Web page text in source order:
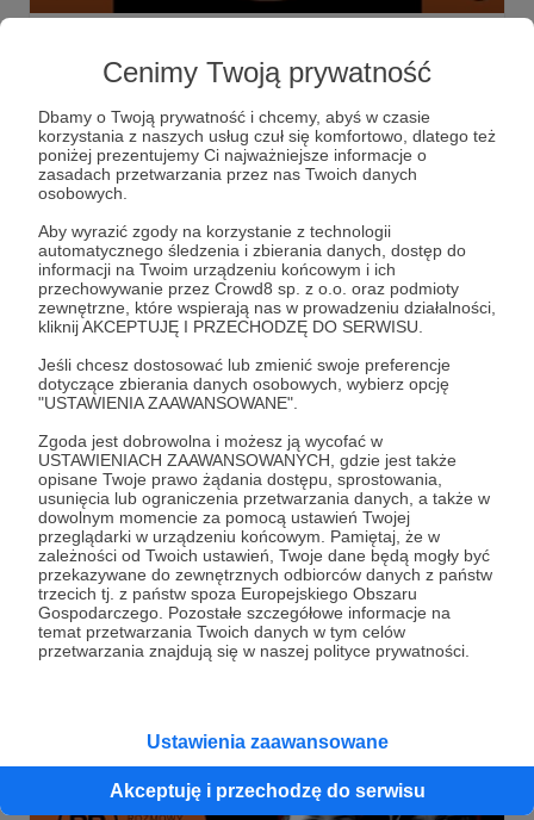
Cenimy Twoją prywatność
Dbamy o Twoją prywatność i chcemy, abyś w czasie
korzystania z naszych usług czuł się komfortowo, dlatego też
poniżej prezentujemy Ci najważniejsze informacje o
zasadach przetwarzania przez nas Twoich danych
osobowych.
Aby wyrazić zgody na korzystanie z technologii
automatycznego śledzenia i zbierania danych, dostęp do
informacji na Twoim urządzeniu końcowym i ich
przechowywanie przez Crowd8 sp. z o.o. oraz podmioty
zewnętrzne, które wspierają nas w prowadzeniu działalności,
kliknij AKCEPTUJĘ I PRZECHODZĘ DO SERWISU.
Jeśli chcesz dostosować lub zmienić swoje preferencje
dotyczące zbierania danych osobowych, wybierz opcję
"USTAWIENIA ZAAWANSOWANE".
Zgoda jest dobrowolna i możesz ją wycofać w
USTAWIENIACH ZAAWANSOWANYCH, gdzie jest także
opisane Twoje prawo żądania dostępu, sprostowania,
usunięcia lub ograniczenia przetwarzania danych, a także w
dowolnym momencie za pomocą ustawień Twojej
przeglądarki w urządzeniu końcowym. Pamiętaj, że w
zależności od Twoich ustawień, Twoje dane będą mogły być
przekazywane do zewnętrznych odbiorców danych z państw
trzecich tj. z państw spoza Europejskiego Obszaru
Gospodarczego. Pozostałe szczegółowe informacje na
temat przetwarzania Twoich danych w tym celów
przetwarzania znajdują się w naszej polityce prywatności.
Ustawienia zaawansowane
Akceptuję i przechodzę do serwisu
TOP30 najlepszych polskich płyt minionego roku według
słuchaczy podcastu w najnowszej audycji Pirackiego Radia
PIORUN!
wośp aukcja piorun +3
19.12.2023 Brak komentarzy
"Forrest vs. Grzesiuk" wywiad z Litzą z
2015 r.
Rozmowa odbyła się w trakcie nagrań płyty "Mywaswynas"
w trójmiejskim studio Custom 34. Opublikowana została w
serwisie CGM.pl w ramach cyklu "Z Bliska". Oryginalny tytuł
wywiady "Forrest vs. Grzesiuk" foto: Ewelina 'Eris' Wójcik